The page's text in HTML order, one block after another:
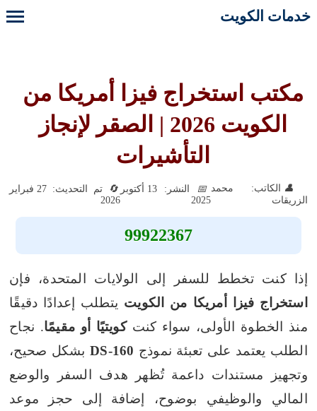
خدمات الكويت
مكتب استخراج فيزا أمريكا من
الكويت 2026 | الصقر لإنجاز
التأشيرات
الكاتب: محمد
الزريقات
النشر: 13 أكتوبر
2025
تم التحديث: 27 فبراير
2026
99922367
إذا كنت تخطط للسفر إلى الولايات المتحدة، فإن
استخراج فيزا أمريكا من الكويت يتطلب إعدادًا دقيقًا
منذ الخطوة الأولى، سواء كنتكويتيًا أو مقيمًا. نجاح
الطلب يعتمد على تعبئة نموذج DS-160بشكل صحيح،
وتجهيز مستندات داعمة تُظهر هدف السفر والوضع
المالي والوظيفي بوضوح، إضافة إلى حجز موعد